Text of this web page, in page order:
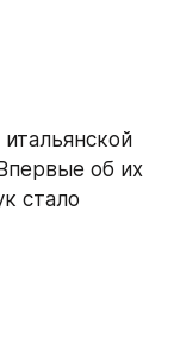
итальянской